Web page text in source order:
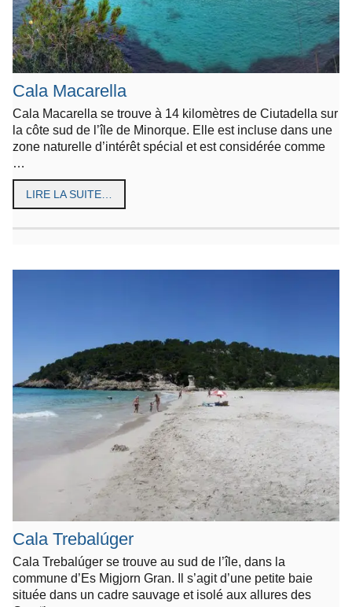
Cala Macarella
Cala Macarella se trouve à 14 kilomètres de Ciutadella sur
la côte sud de l’île de Minorque. Elle est incluse dans une
zone naturelle d’intérêt spécial et est considérée comme
…
LIRE LA SUITE…
Cala Trebalúger
Cala Trebalúger se trouve au sud de l’île, dans la
commune d’Es Migjorn Gran. Il s’agit d’une petite baie
située dans un cadre sauvage et isolé aux allures des